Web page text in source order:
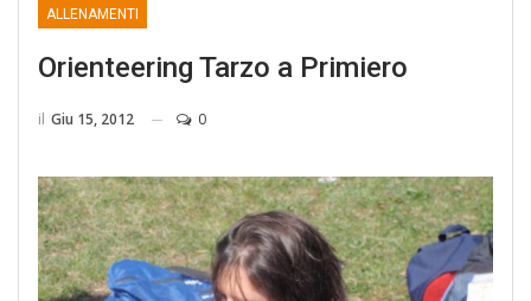
ALLENAMENTI
Orienteering Tarzo a Primiero
il Giu 15, 2012 0